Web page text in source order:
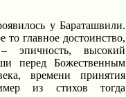
у Бараташвили.
главное достоинство,
высокий
перед Божественным
времени принятия
из стихов тогда